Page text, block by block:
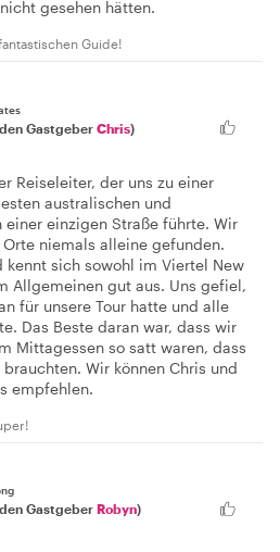
gesehen hätten.
Guide!
Gastgeber Chris)
Reiseleiter, der uns zu einer
australischen und
einzigen Straße führte. Wir
niemals alleine gefunden.
sich sowohl im Viertel New
Allgemeinen gut aus. Uns gefiel,
für unsere Tour hatte und alle
Das Beste daran war, dass wir
Mittagessen so satt waren, dass
Wir können Chris und
empfehlen.
Gastgeber Robyn)